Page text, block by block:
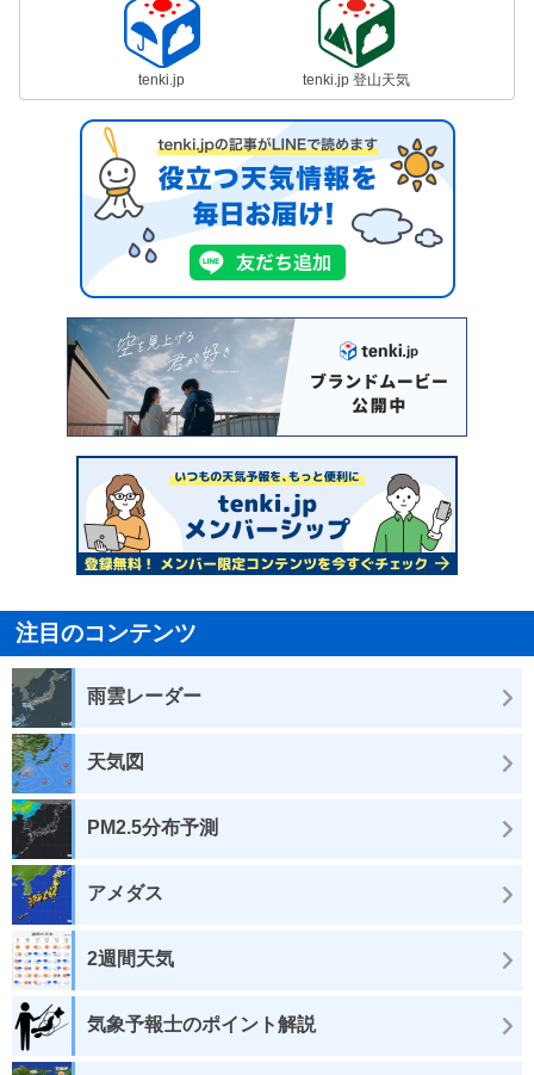
tenki.jp tenki.jp 登山天気
注目のコンテンツ
雨雲レーダー
天気図
PM2.5分布予測
アメダス
2週間天気
気象予報士のポイント解説